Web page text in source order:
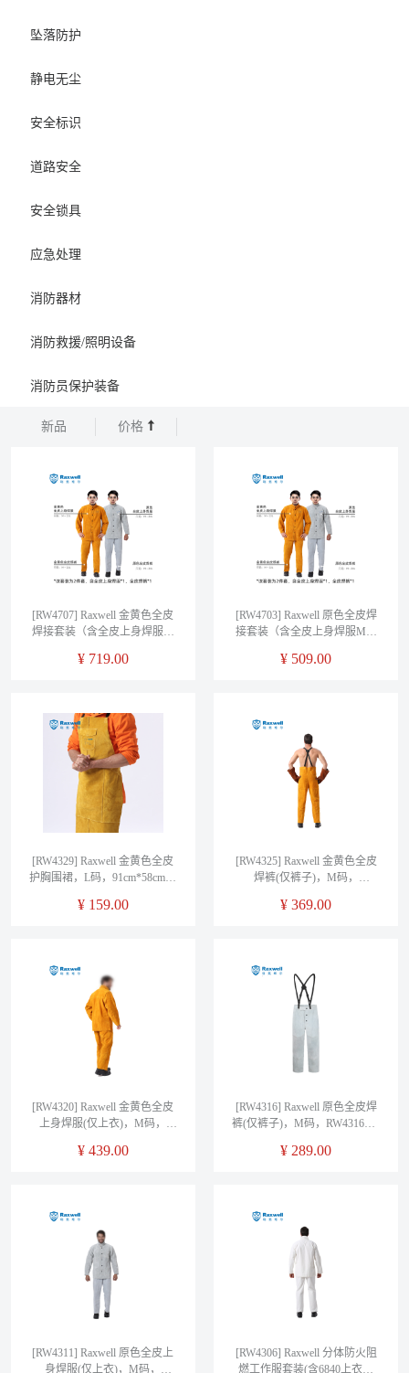
坠落防护
静电无尘
安全标识
道路安全
安全锁具
应急处理
消防器材
消防救援/照明设备
消防员保护装备
新品 价格
[RW4707] Raxwell 金黄色全皮
焊接套装（含全皮上身焊服M
定制logo
¥ 719.00
[RW4703] Raxwell 原色全皮焊
接套装（含全皮上身焊服M码
制logo
¥ 509.00
[RW4329] Raxwell 金黄色全皮
护胸围裙，L码，91cm*58cm，
¥ 159.00
[RW4325] Raxwell 金黄色全皮
焊裤(仅裤子)，M码，
¥369.00
[RW4320] Raxwell 金黄色全皮
上身焊服(仅上衣)，M码，
¥ 439.00
[RW4316] Raxwell 原色全皮焊
裤(仅裤子)，M码，RW4316，1
¥ 289.00
[RW4311] Raxwell 原色全皮上
身焊服(仅上衣)，M码，
[RW4306] Raxwell 分体防火阻
燃工作服套装(含6840上衣和